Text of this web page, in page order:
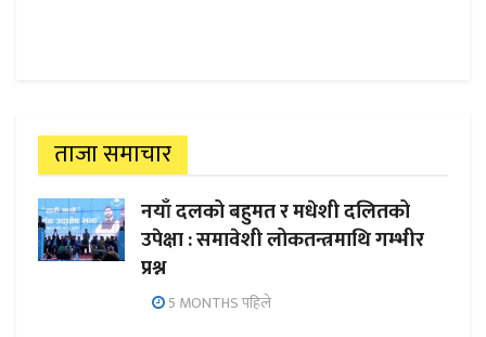
ताजा समाचार
नयाँ दलको बहुमत र मधेशी दलितको
उपेक्षा : समावेशी लोकतन्त्रमाथि गम्भीर
प्रश्न
5 MONTHS पहिले